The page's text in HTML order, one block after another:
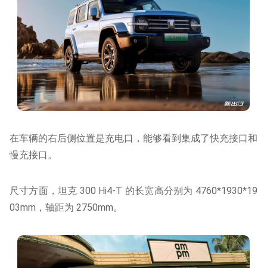
在车辆的右后侧位置是充电口，能够看到集成了快充接口和
慢充接口。
尺寸方面，坦克 300 Hi4-T 的长宽高分别为 4760*1930*19
03mm，轴距为 2750mm。